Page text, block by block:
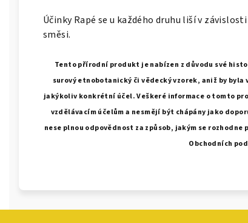
Účinky Rapé se u každého druhu liší v
směsi.
Tento přírodní produkt je nabízen z důvodu své
surový etnobotanický či vědecký vzorek, aniž by
jakýkoliv konkrétní účel. Veškeré informace o tomto
vzdělávacím účelům a nesmějí být chápány jako
nese plnou odpovědnost za způsob, jakým se
Obchodních